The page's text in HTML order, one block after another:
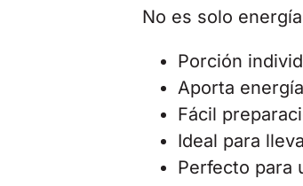
No es solo
Porción
Aporta
Fácil
Ideal para
Perfecto para